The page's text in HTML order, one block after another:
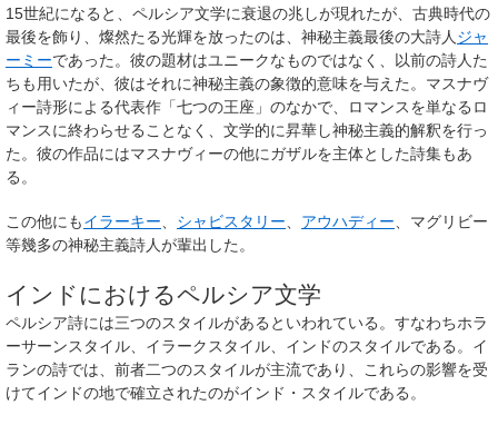
15世紀になると、ペルシア文学に衰退の兆しが現れたが、古典時代の
最後を飾り、燦然たる光輝を放ったのは、神秘主義最後の大詩人 ジャ
ーミーであった。彼の題材はユニークなものではなく、以前の詩人た
ちも用いたが、彼はそれに神秘主義の象徴的意味を与えた。マスナヴ
ィー詩形による代表作「七つの王座」のなかで、ロマンスを単なるロ
マンスに終わらせることなく、文学的に昇華し神秘主義的解釈を行っ
た。彼の作品にはマスナヴィーの他にガザルを主体とした詩集もあ
る。
この他にもイラーキー シャビスタリー アウハディー 、マグリビー
等幾多の神秘主義詩人が輩出した。
インドにおけるペルシア文学
ペルシア詩には三つのスタイルがあるといわれている。すなわちホラ
ーサーンスタイル、イラークスタイル、インドのスタイルである。イ
ランの詩では、前者二つのスタイルが主流であり、これらの影響を受
けてインドの地で確立されたのがインド・スタイルである。